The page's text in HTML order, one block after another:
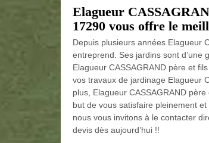
Elagueur
17290 vous offre le
Depuis plusieurs années Elagueur
entreprend. Ses jardins sont d’une
Elagueur CASSAGRAND père et
vos travaux de jardinage Elagueur
plus, Elagueur CASSAGRAND
but de vous satisfaire pleinement
nous vous invitons à le contacter
devis dès aujourd’hui !!